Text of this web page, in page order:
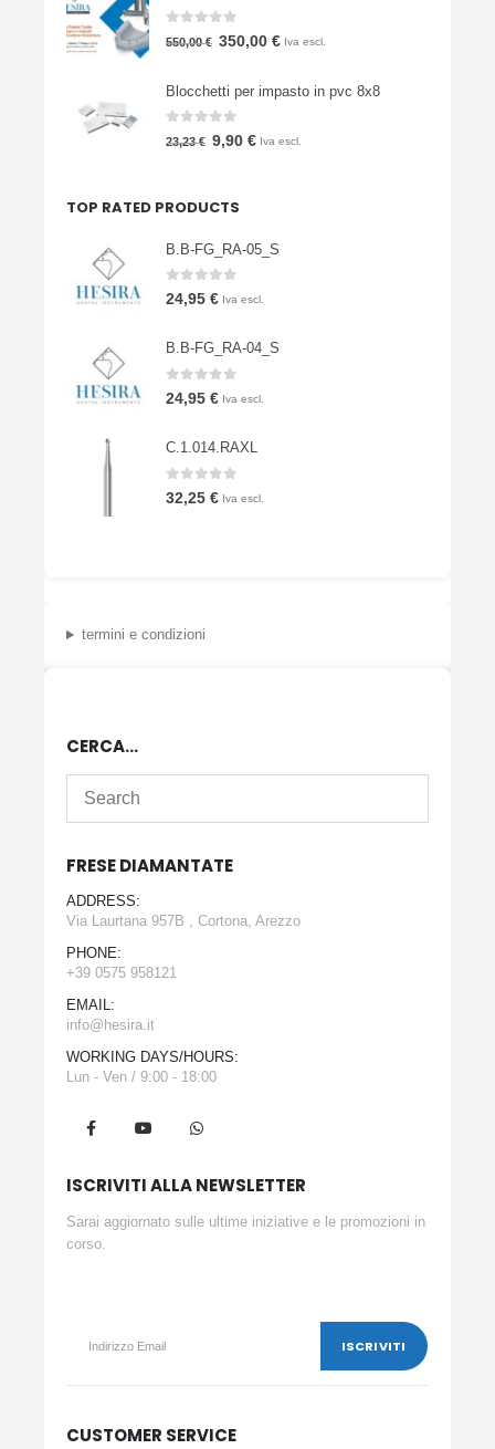
era:
3.900,00 €. 1.900,00 €.
550,00€ Il
originale
era:
550,00 €.
350,00 €Il
attuale
350,00 €.
Iva escl.
Blocchetti per impasto in pvc 8x8
23,23€ Il
23,23 €.
9,90 €Il
9,90 €.
Iva escl.
TOP RATED PRODUCTS
B.B-FG_RA-05_S
0 Su 5
24,95 € Iva escl.
B.B-FG_RA-04_S
0 Su 5
24,95 € Iva escl.
C.1.014.RAXL
0 Su 5
32,25 € Iva escl.
termini e condizioni
CERCA…
FRESE DIAMANTATE
ADDRESS:
Via Laurtana 957B , Cortona, Arezzo
PHONE:
+39 0575 958121
EMAIL:
info@hesira.it
WORKING DAYS/HOURS:
Lun - Ven / 9:00 - 18:00
ISCRIVITI ALLA NEWSLETTER
Sarai aggiornato sulle ultime iniziative e le promozioni in
corso.
CUSTOMER SERVICE